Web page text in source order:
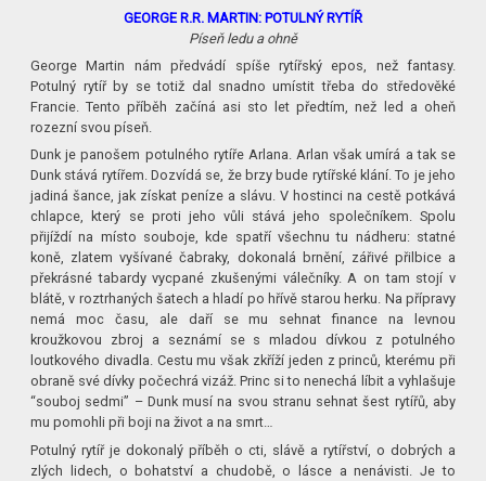
GEORGE R.R. MARTIN: POTULNÝ RYTÍŘ
Píseň ledu a ohně
George Martin nám předvádí spíše rytířský epos, než fantasy.
Potulný rytíř by se totiž dal snadno umístit třeba do středověké
Francie. Tento příběh začíná asi sto let předtím, než led a oheň
rozezní svou píseň.
Dunk je panošem potulného rytíře Arlana. Arlan však umírá a tak se
Dunk stává rytířem. Dozvídá se, že brzy bude rytířské klání. To je jeho
jadiná šance, jak získat peníze a slávu. V hostinci na cestě potkává
chlapce, který se proti jeho vůli stává jeho společníkem. Spolu
přijíždí na místo souboje, kde spatří všechnu tu nádheru: statné
koně, zlatem vyšívané čabraky, dokonalá brnění, zářivé přilbice a
překrásné tabardy vycpané zkušenými válečníky. A on tam stojí v
blátě, v roztrhaných šatech a hladí po hřívě starou herku. Na přípravy
nemá moc času, ale daří se mu sehnat finance na levnou
kroužkovou zbroj a seznámí se s mladou dívkou z potulného
loutkového divadla. Cestu mu však zkříží jeden z princů, kterému při
obraně své dívky počechrá vizáž. Princ si to nenechá líbit a vyhlašuje
“souboj sedmi” – Dunk musí na svou stranu sehnat šest rytířů, aby
mu pomohli při boji na život a na smrt…
Potulný rytíř je dokonalý příběh o cti, slávě a rytířství, o dobrých a
zlých lidech, o bohatství a chudobě, o lásce a nenávisti. Je to